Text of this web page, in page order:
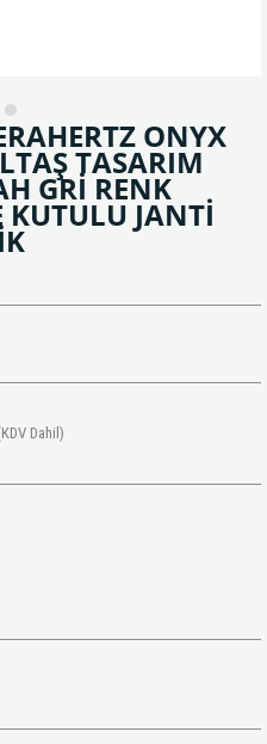
ONYX
TASARIM
GRİ RENK
KUTULU JANTİ
Dahil)